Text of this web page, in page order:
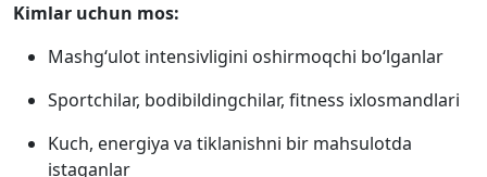
Kimlar uchun mos:
Mashg‘ulot intensivligini oshirmoqchi bo‘lganlar
Sportchilar, bodibildingchilar, fitness ixlosmandlari
Kuch, energiya va tiklanishni bir mahsulotda
istaganlar